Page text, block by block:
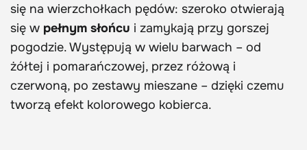
się na wierzchołkach pędów: szeroko otwierają
się w pełnym słońcu i zamykają przy gorszej
pogodzie. Występują w wielu barwach – od
żółtej i pomarańczowej, przez różową i
czerwoną, po zestawy mieszane – dzięki czemu
tworzą efekt kolorowego kobierca.